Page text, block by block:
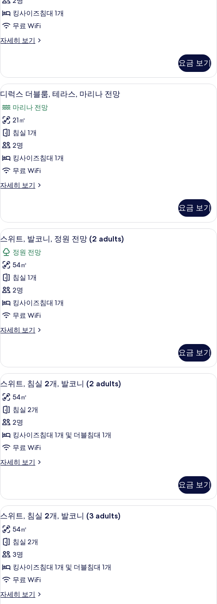
보
기
자
세
히
보
기
스
위
트,
테
스
사
진
모
두
보
기
킹사이즈침대 1개
무료 WiFi
자세히 보기
스
스
위
트,
테
라
스
자
세
히
보
기
요금 보기
디
럭
스
더
블
룸,
테
라
스,
리
나
전
망
사
진
모
두
보
기
미니바, 객실 내 금고, 암막 커튼, 방음
7
디럭스 더블룸, 테라스, 마리나 전망
마리나 전망
21㎡
침실 1개
2명
킹사이즈침대 1개
무료 WiFi
자세히 보기
디
블
룸,
테
스,
마
리
나
전
망
자
세
보
요금 보기
스
위
트,
발
코
니,
정
원
전
(2
adults)
사
진
모
두
보
기
미니바, 객실 내 금고, 암막 커튼, 방음
10
스위트, 발코니, 정원 전망 (2 adults)
정원 전망
54㎡
침실 1개
2명
킹사이즈침대 1개
무료 WiFi
자세히 보기
스
코
니,
정
전
망
adults)
자
세
히
보
요금 보기
스
위
트,
침
실
2
개,
발
니
(2
adults)
사
진
모
두
보
기
미니바, 객실 내 금고, 암막 커튼, 방음
17
스위트, 침실 2개, 발코니 (2 adults)
54㎡
침실 2개
2명
킹사이즈침대 1개 및 더블침대 1개
무료 WiFi
자세히 보기
스
실
개,
코
니
adults)
자
세
히
보
요금 보기
스
위
트,
침
실
2
개,
발
미니바, 객실 내 금고, 암막 커튼, 방음
17
스위트, 침실 2개, 발코니 (3 adults)
54㎡
침실 2개
3명
킹사이즈침대 1개 및 더블침대 1개
무료 WiFi
자세히 보기
스